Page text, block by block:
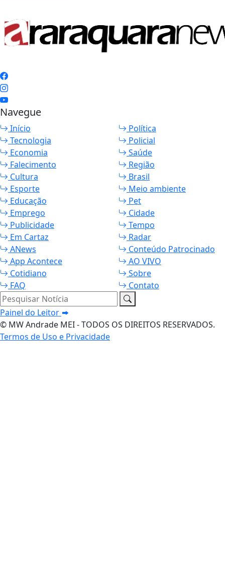
Navegue
Início
Política
Tecnologia
Policial
Economia
Saúde
Falecimento
Região
Cultura
Brasil
Esporte
Meio ambiente
Educação
Pet
Emprego
Cidade
Publicidade
Tempo
Em Cartaz
Radar
ANews
Conteúdo Patrocinado
App Acontece
AO VIVO
Cotidiano
Sobre
FAQ
Contato
Pesquisar Notícia
Painel do Leitor
© MW Andrade MEI - TODOS OS DIREITOS RESERVADOS.
Termos de Uso e Privacidade